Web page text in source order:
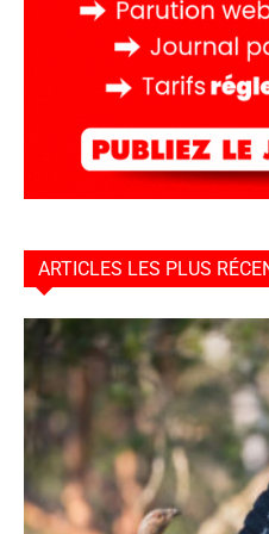
ARTICLES LES PLUS